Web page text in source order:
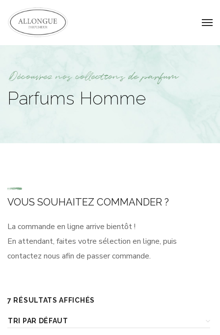
Découvrez nos collections de parfum
Parfums Homme
VOUS SOUHAITEZ COMMANDER ?
La commande en ligne arrive bientôt !
En attendant, faites votre sélection en ligne, puis
contactez nous afin de passer commande.
7 RÉSULTATS AFFICHÉS